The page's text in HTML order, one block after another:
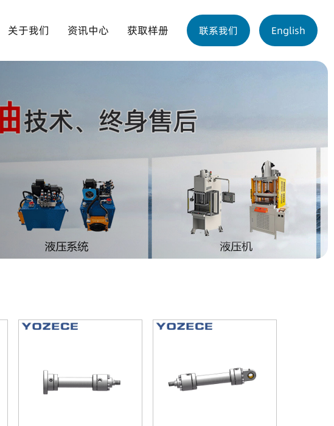
关于我们 资讯中心 获取样册 联系我们 English